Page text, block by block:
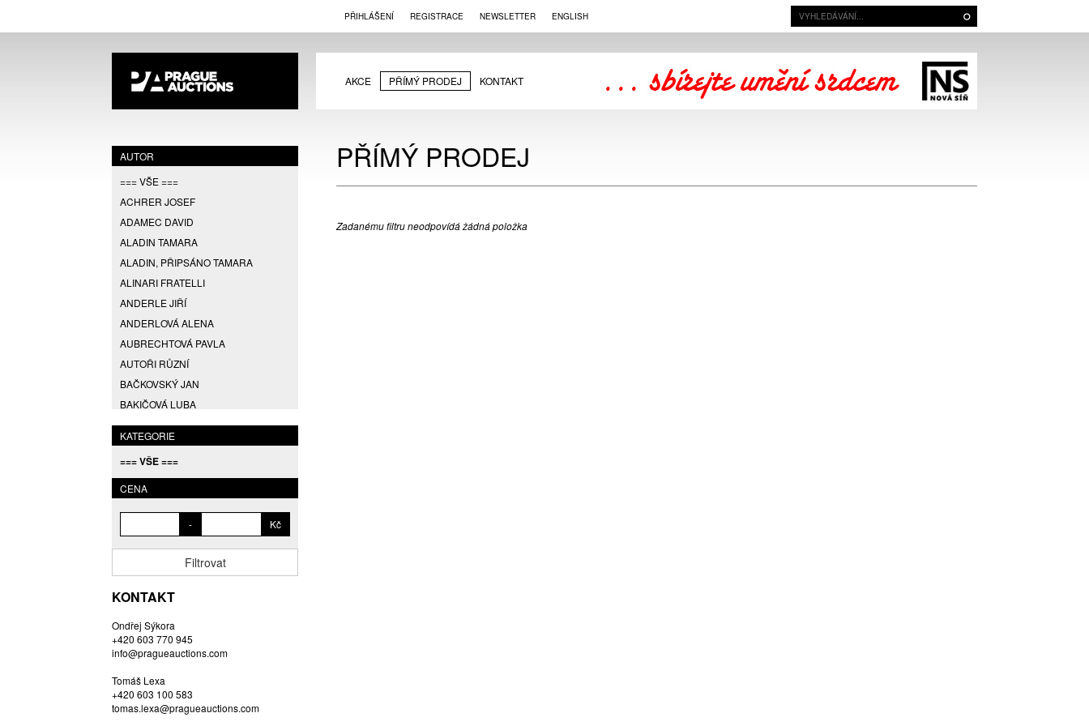
PŘIHLÁŠENÍ REGISTRACE NEWSLETTER ENGLISH
AKCE PŘÍMÝ PRODEJ KONTAKT
AUTOR
=== VŠE ===
ACHRER JOSEF
ADAMEC DAVID
ALADIN TAMARA
ALADIN, PŘIPSÁNO TAMARA
ALINARI FRATELLI
ANDERLE JIŘÍ
ANDERLOVÁ ALENA
AUBRECHTOVÁ PAVLA
AUTOŘI RŮZNÍ
BAČKOVSKÝ JAN
BAKIČOVÁ LUBA
BALCAR JIŘÍ
BALCAR KAREL
BALCAR MARTIN
BALÍČEK PETR
BARTKO MAREK
BARTOŇ DAVID
BASTL ROMAN
BAUCH JAN
BAUER VL.
BEDNÁŘOVÁ EVA
BĚHAL DOMINIK
KATEGORIE
=== VŠE ===
CENA
- Kč
Filtrovat
KONTAKT
Ondřej Sýkora
+420 603 770 945
info@pragueauctions.com
Tomáš Lexa
+420 603 100 583
tomas.lexa@pragueauctions.com
PŘÍMÝ PRODEJ
Zadanému filtru neodpovídá žádná položka